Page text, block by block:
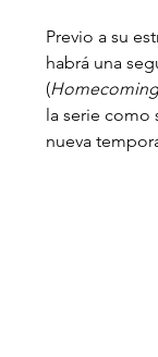
Previo a su
habrá una
(
la serie como
nueva